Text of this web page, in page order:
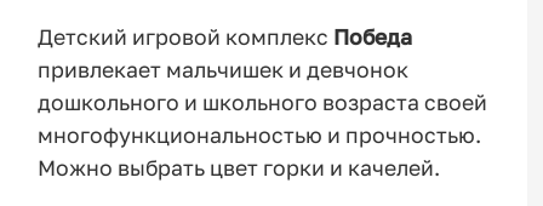
Детский игровой комплекс Победа
привлекает мальчишек и девчонок
дошкольного и школьного возраста своей
многофункциональностью и прочностью.
Можно выбрать цвет горки и качелей.